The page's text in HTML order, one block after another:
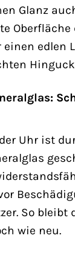
Glanz
Oberfläche
edlen
Uhr ist
So bleibt
wie neu.